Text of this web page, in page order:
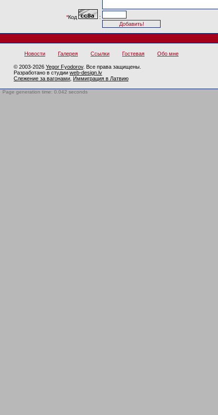
*Код :
Новости Галерея Ссылки Гостевая Обо мне
© 2003-2026 Yegor Fyodorov. Все права защищены.
Разработано в студии web-design.lv
Слежение за вагонами Иммиграция в Латвию
Page generation time: 0.042 seconds